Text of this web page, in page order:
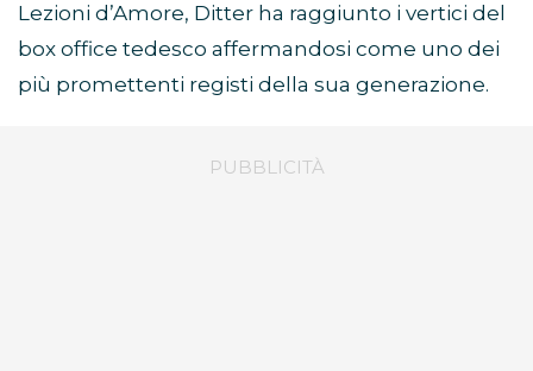
Lezioni d’Amore, Ditter ha raggiunto i vertici del
box office tedesco affermandosi come uno dei
più promettenti registi della sua generazione.